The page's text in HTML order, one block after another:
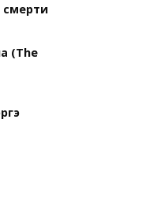
(The